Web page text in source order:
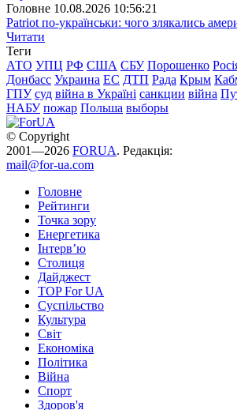
Головне 10.08.2026 10:56:21
Patriot по-українськи: чого злякались
Читати
Теги
АТО УПЦ РФ США СБУ Порошенко
Донбасс Украина ЕС ДТП Рада Крым
ГПУ суд війна в Україні санкции війна
НАБУ пожар Польша выборы
© Copyright
2001—2026 FORUA. Редакція:
mail@for-ua.com
Головне
Рейтинги
Точка зору
Енергетика
Інтерв’ю
Столиця
Дайджест
TOP For UA
Суспiльство
Культура
Світ
Економіка
Політика
Війна
Спорт
Здоров'я